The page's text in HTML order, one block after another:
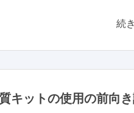
続
キットの使用の前向